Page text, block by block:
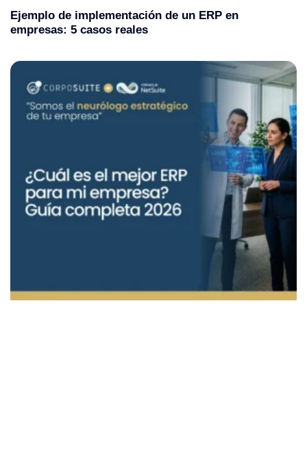
Ejemplo de implementación de un ERP en
empresas: 5 casos reales